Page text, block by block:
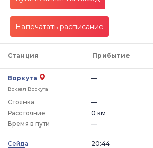
Напечатать расписание
Станция Прибытие
Воркута
Вокзал Воркута
—
Стоянка —
Расстояние
0 км
Время в пути
—
Сейда
20:44